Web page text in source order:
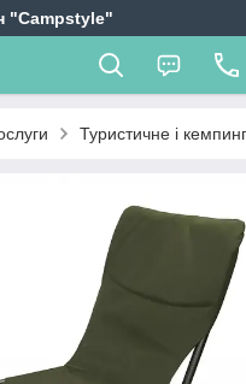
"Campstyle"
Туристичне і